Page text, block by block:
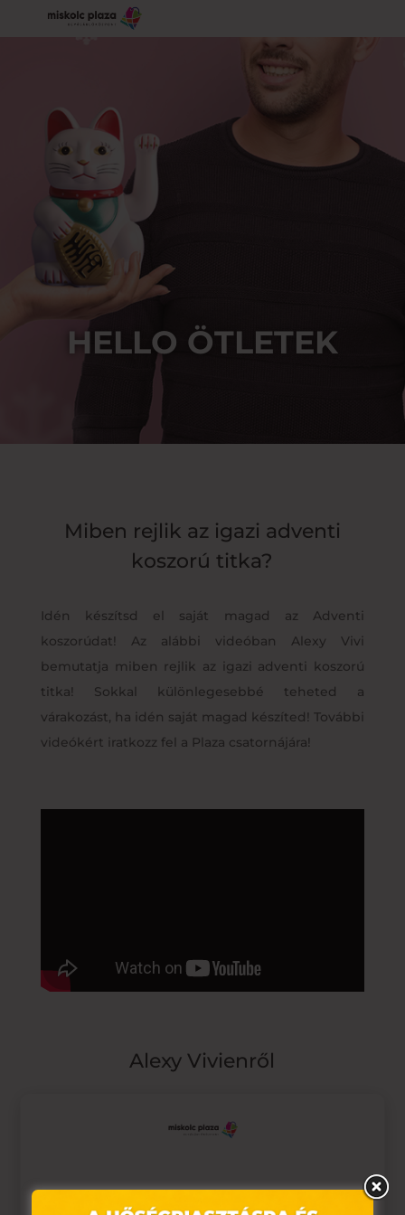
HELLO ÖTLETEK
Miben rejlik az igazi adventi
koszorú titka?
Idén készítsd el saját magad az Adventi
koszorúdat! Az alábbi videóban Alexy Vivi
bemutatja miben rejlik az igazi adventi koszorú
titka! Sokkal különlegesebbé teheted a
várakozást, ha idén saját magad készíted! További
videókért iratkozz fel a Plaza csatornájára!
Alexy Vivienről
Ez az oldal sütiket használ